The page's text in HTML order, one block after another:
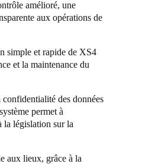
amélioré, une
aux opérations de
simple et rapide de XS4
et la maintenance du
des données
permet à
la législation sur la
aux lieux, grâce à la